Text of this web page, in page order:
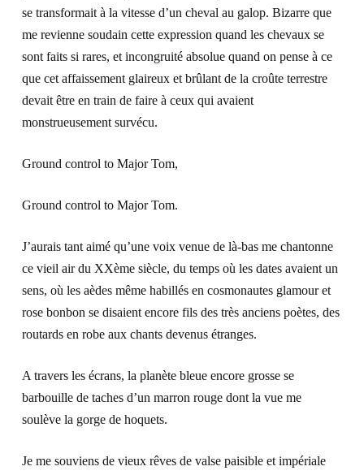
se transformait à la vitesse d’un cheval au galop. Bizarre que
me revienne soudain cette expression quand les chevaux se
sont faits si rares, et incongruité absolue quand on pense à ce
que cet affaissement glaireux et brûlant de la croûte terrestre
devait être en train de faire à ceux qui avaient
monstrueusement survécu.
Ground control to Major Tom,
Ground control to Major Tom.
J’aurais tant aimé qu’une voix venue de là-bas me chantonne
ce vieil air du XXème siècle, du temps où les dates avaient un
sens, où les aèdes même habillés en cosmonautes glamour et
rose bonbon se disaient encore fils des très anciens poètes, des
routards en robe aux chants devenus étranges.
A travers les écrans, la planète bleue encore grosse se
barbouille de taches d’un marron rouge dont la vue me
soulève la gorge de hoquets.
Je me souviens de vieux rêves de valse paisible et impériale